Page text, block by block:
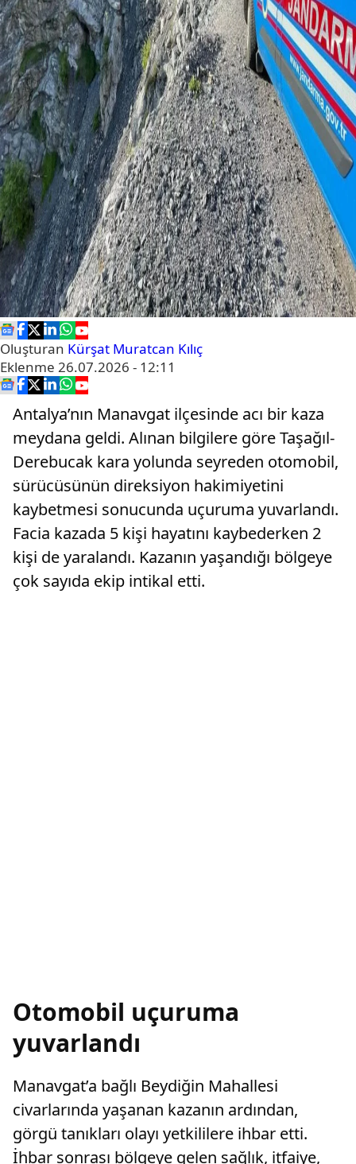
Oluşturan Kürşat Muratcan Kılıç
Eklenme 26.07.2026 - 12:11
Antalya’nın Manavgat ilçesinde acı bir kaza
meydana geldi. Alınan bilgilere göre Taşağıl-
Derebucak kara yolunda seyreden otomobil,
sürücüsünün direksiyon hakimiyetini
kaybetmesi sonucunda uçuruma yuvarlandı.
Facia kazada 5 kişi hayatını kaybederken 2
kişi de yaralandı. Kazanın yaşandığı bölgeye
çok sayıda ekip intikal etti.
Otomobil uçuruma
yuvarlandı
Manavgat’a bağlı Beydiğin Mahallesi
civarlarında yaşanan kazanın ardından,
görgü tanıkları olayı yetkililere ihbar etti.
İhbar sonrası bölgeye gelen sağlık, itfaiye,